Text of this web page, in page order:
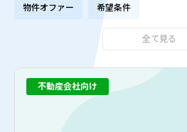
物件オファー 希望条件
全て見る
不動産会社向け